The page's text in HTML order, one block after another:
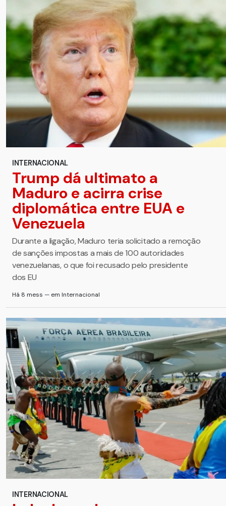
INTERNACIONAL
Trump dá ultimato a
Maduro e acirra crise
diplomática entre EUA e
Venezuela
Durante a ligação, Maduro teria solicitado a remoção
de sanções impostas a mais de 100 autoridades
venezuelanas, o que foi recusado pelo presidente
dos EU
Há 8 mess — em Internacional
INTERNACIONAL